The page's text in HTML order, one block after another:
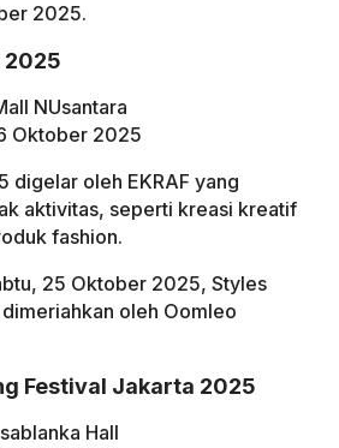
2025.
2025
NUsantara
Oktober 2025
digelar oleh EKRAF yang
aktivitas, seperti kreasi kreatif
fashion.
25 Oktober 2025, Styles
oleh Oomleo
Festival Jakarta 2025
Hall